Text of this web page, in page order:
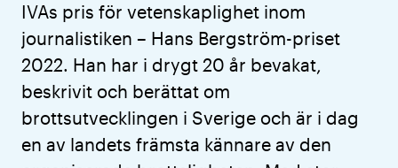
IVAs pris för vetenskaplighet inom
journalistiken – Hans Bergström-priset
2022. Han har i drygt 20 år bevakat,
beskrivit och berättat om
brottsutvecklingen i Sverige och är i dag
en av landets främsta kännare av den